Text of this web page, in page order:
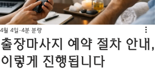
출장마사지 예약 절차 안내,
이렇게 진행됩니다
4월 4일 4분 분량